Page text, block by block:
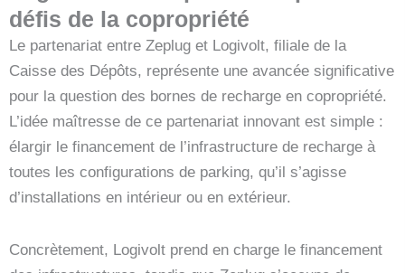
défis de la copropriété
Le partenariat entre Zeplug et Logivolt, filiale de la
Caisse des Dépôts, représente une avancée significative
pour la question des bornes de recharge en copropriété.
L’idée maîtresse de ce partenariat innovant est simple :
élargir le financement de l’infrastructure de recharge à
toutes les configurations de parking, qu’il s’agisse
d’installations en intérieur ou en extérieur.
Concrètement, Logivolt prend en charge le financement